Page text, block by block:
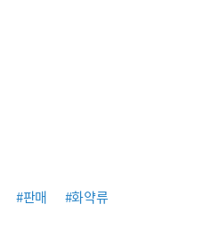
#판매 #화약류